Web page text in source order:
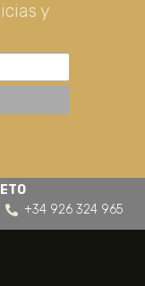
y
+34 926 324 965